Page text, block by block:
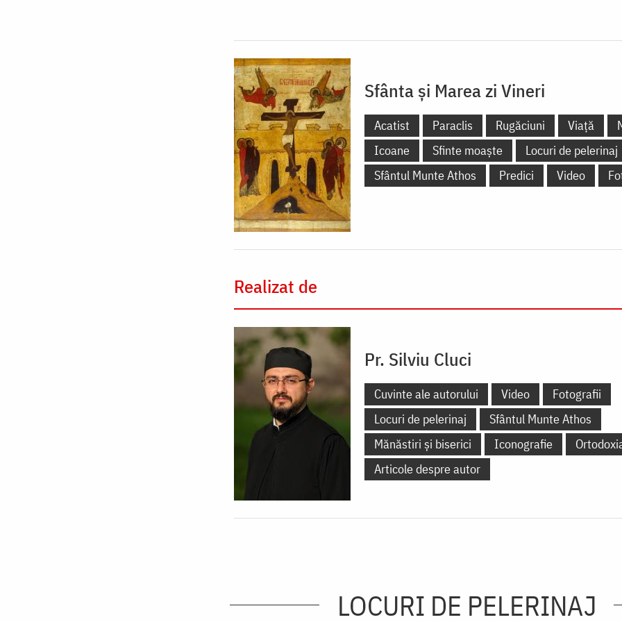
Sfânta și Marea zi Vineri
Acatist Paraclis Rugăciuni Viață
Icoane
Sfinte moaște
Locuri de pelerinaj
Sfântul Munte Athos
Predici Video
Realizat de
Pr. Silviu Cluci
Cuvinte ale autorului Video
Fotografii
Locuri de pelerinaj
Sfântul Munte Athos
Mănăstiri și biserici
Iconografie
Articole despre autor
LOCURI DE PELERINAJ